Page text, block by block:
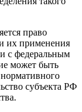
право
их применения
с федеральным
может быть
субъекта РФ